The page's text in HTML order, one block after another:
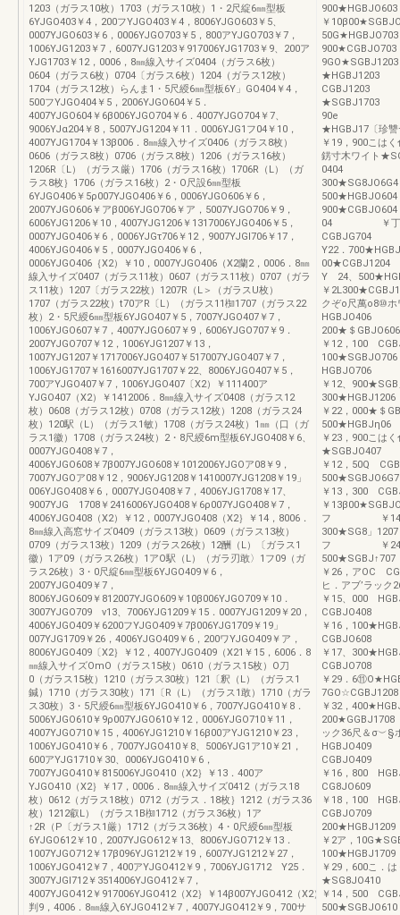
1203（ガラス10枚）1703（ガラス10枚）1・2尺綻6㎜型板
6YJGO403￥4，200フYJGO403￥4，8006YJGO603￥5、
0007YJGO603￥6，0006YJGO703￥5，800アYJGO703￥7，
1006YJG1203￥7，6007YJG1203￥917006YJG1703￥9、200ア
YJG1703￥12，0006，8㎜線入サイズ0404（ガラス6枚）
0604（ガラス6枚）0704〔ガラス6枚）1204（ガラス12枚）
1704（ガラス12枚）らんま1・5尺綬6㎜型板6Y」GO404￥4，
500フYJGO404￥5，2006YJGO604￥5．
4007YJGO604￥6β006YJGO704￥6．4007YJGO704￥7、
9006YJα204￥8，5007YJG1204￥11．0006YJG1フ04￥10，
4007YJG1704￥13β006．8㎜線入サイズ0406（ガラス8枚）
0606（ガラス8枚）0706（ガラス8枚）1206（ガラス16枚）
1206R〔L）（ガラス厳）1706（ガラス16枚）1706R（L）（ガ
ラス8枚｝1706（ガラス16枚）2・O尺設6㎜型板
6YJGO406￥5ρ007YJGO406￥6，0006YJGO606￥6，
2007YJGO606￥アβ006YJGO706￥ア，5007YJGO706￥9，
6006YJG1206￥10，4007YJG1206￥1317006YJGO406￥5，
0007YJGO406￥6，0006YJGτ706￥12，9007YJGI706￥17，
4006YJGO406￥5，0007YJGO406￥6，
0006YJGO406｛X2）￥10，0007YJGO406（X2蘭2，0006．8㎜
線入サイズ0407（ガラス11枚）0607（ガラス11枚）0707（ガラ
ス11枚）1207〔ガラス22枚）1207R（L＞（ガラスU枚）
1707（ガラス22枚）t70アR〔L）（ガラス11椥1707（ガラス22
枚）2・5尺綬6㎜型板6YJGO407￥5，7007YJGO407￥7，
1006YJGO607￥7，4007YJGO607￥9，6006YJGO707￥9．
2007YJGO707￥12，1006YJG1207￥13，
1007YJG1207￥1717006YJGO407￥517007YJGO407￥7，
1006YJG1707￥1616007YJG1707￥22、8006YJGO407￥5，
700アYJGO407￥7，1006YJGO407〔X2）￥111400ア
YJGO407（X2）￥1412006．8㎜線入サイズ0408（ガラス12
枚）0608（ガラス12枚）0708（ガラス12枚）1208（ガラス24
枚）120駅（L）（ガラス1敏）1708（ガラス24枚）1㎜（口（ガ
ラス1徽）1708（ガラス24枚）2・8尺綬6m型板6YJGO408￥6、
0007YJGO408￥7，
4006YJGO608￥7β007YJGO608￥1012006YJGOア08￥9，
7007YJGOア08￥12，9006YJG1208￥1410007YJG1208￥19」
006YJGO408￥6，0007YJGO408￥7，4006YJG1708￥17、
9007YJG 1708￥2416006YJGO408￥6ρ007YJGO408￥7，
4006YJGO408（X2）￥12，0007YJGO408（X2｝￥14，8006．
8㎜線入高窓サイズ0409（ガラス13枚）0609（ガラス13枚）
0709（ガラス13枚）1209（ガラス26枚）12酬（L）〔ガラス1
徽）1ア09（ガラス26枚）1アO駅（L）（ガラ刃敢〉1フ09（ガ
ラス26枚）3・0尺綻6㎜型板6YJGO409￥6，
2007YJGO409￥7，
8006YJGO609￥812007YJGO609￥10β006YJGO709￥10．
3007YJGO709 v13、7006YJG1209￥15．0007YJG1209￥20，
4006YJGO409￥6200フYJGO409￥7β006YJG1709￥19」
007YJG1709￥26，4006YJGO409￥6，200ワYJGO409￥ア，
8006YJGO409〔X2｝￥12，4007YJGO409（X21￥15，6006．8
㎜線入サイズOmO（ガラス15枚）0610（ガラス15枚）O刀
0（ガラス15枚）1210（ガラス30枚）121〔釈（L）（ガラス1
鍼）1710（ガラス30枚）171〔R（L）（ガラス1敢）1710（ガラ
ス30枚）3・5尺綬6㎜型板6YJGO410￥6，7007YJGO410￥8．
5006YJGO610￥9ρ007YJGO610￥12，0006YJGO710￥11，
4007YJGO710￥15，4006YJG1210￥16β00アYJG1210￥23，
1006YJGO410￥6，7007YJGO410￥8、5006YJG1ア10￥21，
600アYJG1710￥30、0006YJGO410￥6，
7007YJGO410￥815006YJGO410（X2｝￥13．400ア
YJGO410（X2｝￥17，0006．8㎜線入サイズ0412（ガラス18
枚）0612（ガラス18枚）0712（ガラス．18枚｝1212（ガラス36
枚）1212叡L）（ガラス1B椥1712（ガラス36枚）1ア
↑2R（P〔ガラス1厳）1712（ガラス36枚）4・0尺綬6㎜型板
6YJGO612￥10，2007YJGO612￥13、8006YJGO712￥13．
1007YJGO712￥17β096YJG1212￥19，6007YJG1212￥27，
1006YJGO412￥7，400アYJGO412￥9，7006YJG1712 Y25．
3007YJGI712￥3514006YJGO412￥7，
4007YJGO412￥917006YJGO412（X2｝￥14β007YJGO412（X2）
判9，4006．8㎜線入6YJGO412￥7，4007YJGO412￥9，700サ
￥
90e
★HGBJ17〔
￥19，900こは
錺寸木ワイト
0404 ￥
04 ￥丁3
Y22．
Y 24、
￥
クぞo尺萬
200★＄
￥12，100
￥12、
￥22，000★
￥23，900こは
￥12，50Q
￥13，300
￥
フ ￥14，
300★SG8」
フ ￥24，
￥26，アOC
ヒ．アブ’ラ
￥15、000
￥16，
￥17、
￥29．
￥32，
ック36尺＆
￥16，800
￥18，100
￥2ア，
￥29，600こ．
￥14，500